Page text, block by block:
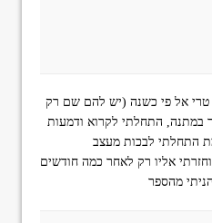
טרי אל פי כשנה (יש להם שם רק
במתנה, התחלתי לקרוא ודמעות
התחלתי לבכות מעצב
אליו רק לאחר כמה חודשים
מהספר